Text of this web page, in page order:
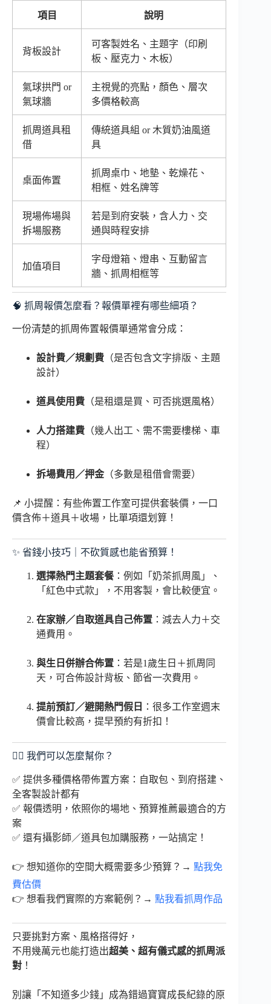
項目 說明
背板設計
可客製姓名、主題字（印刷
板、壓克力、木板）
氣球拱門 or
氣球牆
主視覺的亮點，顏色、層次
多價格較高
抓周道具租
借
傳統道具組 or 木質奶油風道
具
桌面佈置
抓周桌巾、地墊、乾燥花、
相框、姓名牌等
現場佈場與
拆場服務
若是到府安裝，含人力、交
通與時程安排
加值項目
字母燈箱、燈串、互動留言
牆、抓周相框等
🧠 抓周報價怎麼看？報價單裡有哪些細項？
一份清楚的抓周佈置報價單通常會分成：
設計費／規劃費 （是否包含文字排版、主題
設計）
道具使用費 （是租還是買、可否挑選風格）
人力搭建費 （幾人出工、需不需要樓梯、車
程）
拆場費用／押金 （多數是租借會需要）
📌 小提醒：有些佈置工作室可提供套裝價，一口
價含佈＋道具＋收場，比單項還划算！
✨ 省錢小技巧｜不砍質感也能省預算！
選擇熱門主題套餐：例如「奶茶抓周風」、
「紅色中式款」，不用客製，會比較便宜。
在家辦／自取道具自己佈置 ：減去人力＋交
通費用。
與生日併辦合佈置 ：若是1歲生日＋抓周同
天，可合佈設計背板、節省一次費用。
提前預訂／避開熱門假日
：很多工作室週末
價會比較高，提早預約有折扣！
🙋‍♀️ 我們可以怎麼幫你？
✅ 提供多種價格帶佈置方案：自取包、到府搭建、
全客製設計都有
✅ 報價透明，依照你的場地、預算推薦最適合的方
案
✅ 還有攝影師／道具包加購服務，一站搞定！
👉 想知道你的空間大概需要多少預算？→ 點我免
費估價
👉 想看我們實際的方案範例？→ 點我看抓周作品
只要挑對方案、風格搭得好，
不用幾萬元也能打造出超美、超有儀式感的抓周派
對 ！
別讓「不知道多少錢」成為錯過寶寶成長紀錄的原